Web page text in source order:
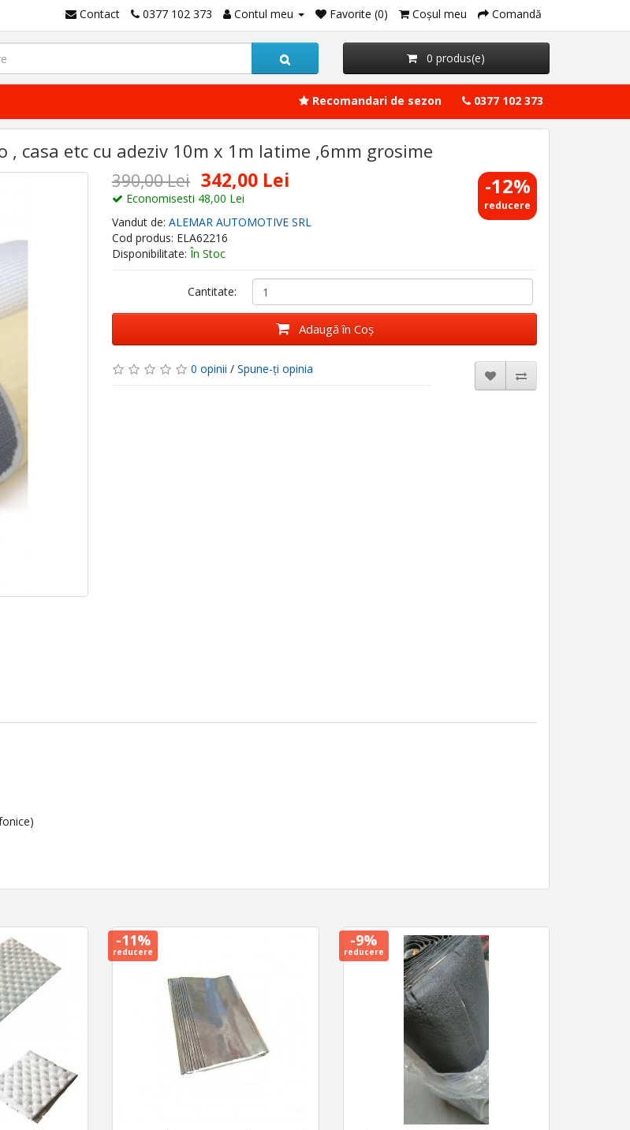
Contact 0377 102 373 Contul meu Favorite (0) Coşul meu Comandă
0 produs(e)
Recomandari de sezon 0377 102 373
casa etc cu adeziv 10m x 1m latime ,6mm grosime
-12%
reducere
390,00 Lei 342,00 Lei
Economisesti 48,00 Lei
Vandut de: ALEMAR AUTOMOTIVE SRL
Cod produs: ELA62216
Disponibilitate: În Stoc
Cantitate:
Adaugă în Coş
0 opinii / Spune-ţi opinia
-11%
reducere
-9%
reducere